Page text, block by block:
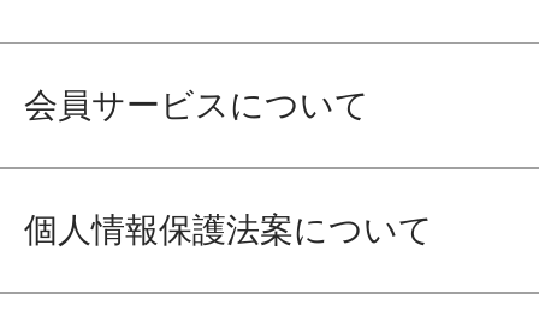
会員サービスについて
個人情報保護法案について